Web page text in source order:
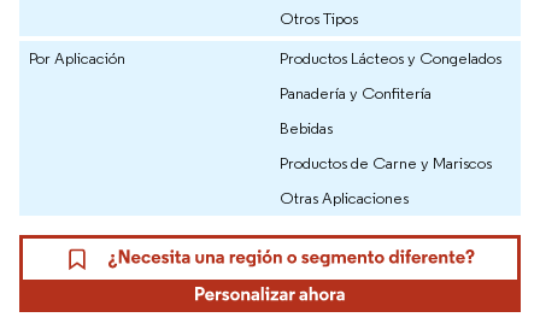
Otros Tipos
Por Aplicación
Productos Lácteos y Congelados
Panadería y Confitería
Bebidas
Productos de Carne y Mariscos
Otras Aplicaciones